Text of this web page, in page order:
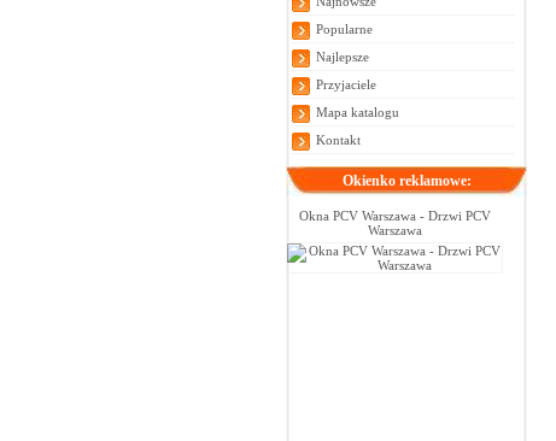
Popularne
Najlepsze
Przyjaciele
Mapa katalogu
Kontakt
Okienko reklamowe:
Okna PCV Warszawa - Drzwi PCV
Warszawa